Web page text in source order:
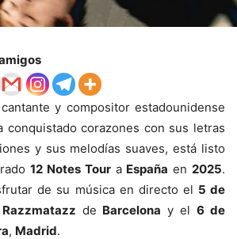
y compositor estadounidense
conquistado corazones con sus letras
y sus melodías suaves, está listo
12 Notes Toura España en2025.
de su música en directo el 5 de
Razzmatazz de Barcelona y el6 de
, Madrid.